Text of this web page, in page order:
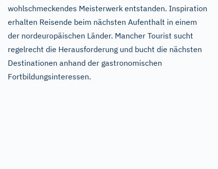
wohlschmeckendes Meisterwerk entstanden. Inspiration
erhalten Reisende beim nächsten Aufenthalt in einem
der nordeuropäischen Länder. Mancher Tourist sucht
regelrecht die Herausforderung und bucht die nächsten
Destinationen anhand der gastronomischen
Fortbildungsinteressen.